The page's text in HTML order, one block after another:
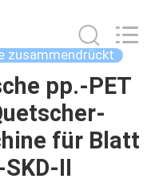
zusammendrückt
pp.-PET
für Blatt
II